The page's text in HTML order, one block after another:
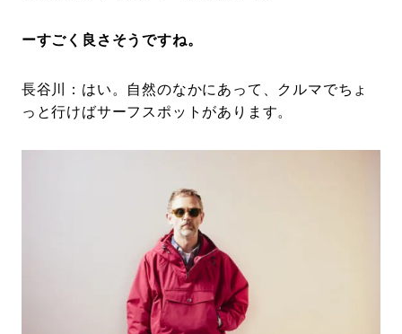
ーすごく良さそうですね。
長谷川：はい。自然のなかにあって、クルマでちょ
っと行けばサーフスポットがあります。